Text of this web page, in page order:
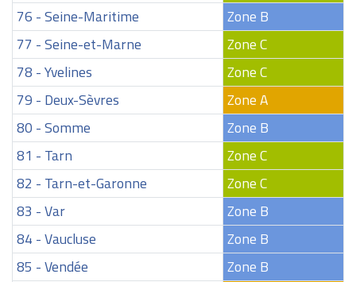
76 - Seine-Maritime
Zone B
77 - Seine-et-Marne
Zone C
78 - Yvelines
Zone C
79 - Deux-Sèvres
Zone A
80 - Somme
Zone B
81 - Tarn
Zone C
82 - Tarn-et-Garonne
Zone C
83 - Var
Zone B
84 - Vaucluse
Zone B
85 - Vendée
Zone B